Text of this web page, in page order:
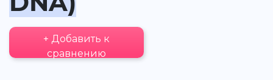
+ Добавить к
сравнению